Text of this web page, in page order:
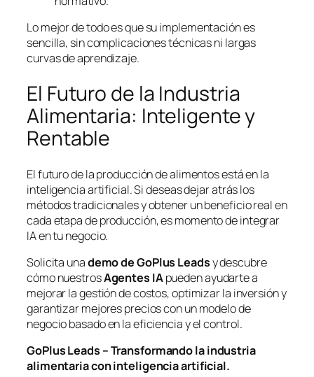
Lo mejor de todo es que su implementación es
sencilla, sin complicaciones técnicas ni largas
curvas de aprendizaje.
El Futuro de la Industria
Alimentaria: Inteligente y
Rentable
El futuro de la producción de alimentos está en la
inteligencia artificial. Si deseas dejar atrás los
métodos tradicionales y obtener un beneficio real en
cada etapa de producción, es momento de integrar
IA en tu negocio.
Solicita unademo de GoPlus Leadsy descubre
cómo nuestrosAgentes IApueden ayudarte a
mejorar la gestión de costos, optimizar la inversión y
garantizar mejores precios con un modelo de
negocio basado en la eficiencia y el control.
GoPlus Leads – Transformando la industria
alimentaria con inteligencia artificial.